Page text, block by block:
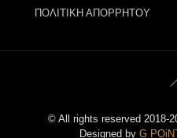
ΠΟΛΙΤΙΚΗ ΑΠΟΡΡΗΤΟΥ
© All rights reserved 2018-
Designed by G